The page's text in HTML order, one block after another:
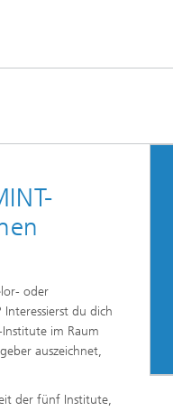
oder
du dich
im Raum
auszeichnet,
der fünf Institute,